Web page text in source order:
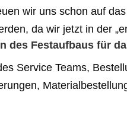
wir uns schon auf
da wir jetzt in der
des Festaufbaus für
Service Teams,